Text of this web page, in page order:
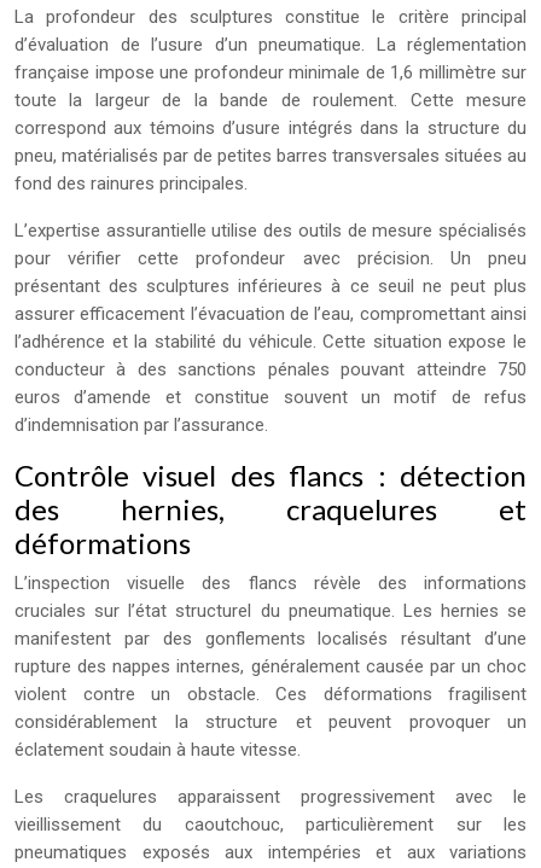
La profondeur des sculptures constitue le critère principal
d’évaluation de l’usure d’un pneumatique. La réglementation
française impose une profondeur minimale de 1,6 millimètre sur
toute la largeur de la bande de roulement. Cette mesure
correspond aux témoins d’usure intégrés dans la structure du
pneu, matérialisés par de petites barres transversales situées au
fond des rainures principales.
L’expertise assurantielle utilise des outils de mesure spécialisés
pour vérifier cette profondeur avec précision. Un pneu
présentant des sculptures inférieures à ce seuil ne peut plus
assurer efficacement l’évacuation de l’eau, compromettant ainsi
l’adhérence et la stabilité du véhicule. Cette situation expose le
conducteur à des sanctions pénales pouvant atteindre 750
euros d’amende et constitue souvent un motif de refus
d’indemnisation par l’assurance.
Contrôle visuel des flancs : détection
des hernies, craquelures et
déformations
L’inspection visuelle des flancs révèle des informations
cruciales sur l’état structurel du pneumatique. Les hernies se
manifestent par des gonflements localisés résultant d’une
rupture des nappes internes, généralement causée par un choc
violent contre un obstacle. Ces déformations fragilisent
considérablement la structure et peuvent provoquer un
éclatement soudain à haute vitesse.
Les craquelures apparaissent progressivement avec le
vieillissement du caoutchouc, particulièrement sur les
pneumatiques exposés aux intempéries et aux variations